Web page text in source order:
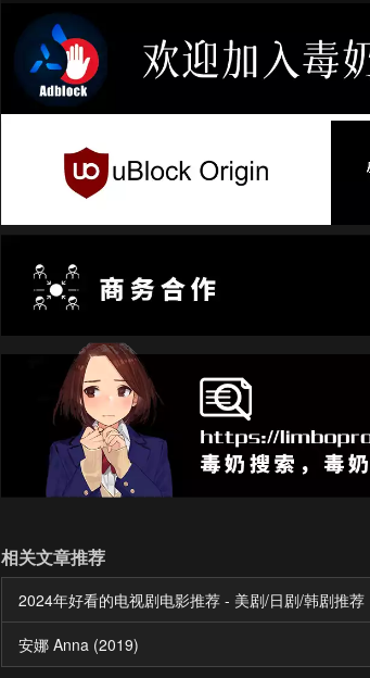
相关文章推荐
2024年好看的电视剧电影推荐 - 美剧/日剧/韩剧推荐
安娜 Anna (2019)